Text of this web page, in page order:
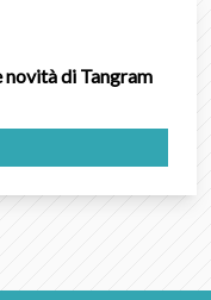
di Tangram